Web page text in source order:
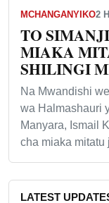
MCHANGANYIKO2
TO
MIAKA
SHILINGI
Na Mwandishi
wa Halmashauri
Manyara, Ismail
cha miaka
LATEST